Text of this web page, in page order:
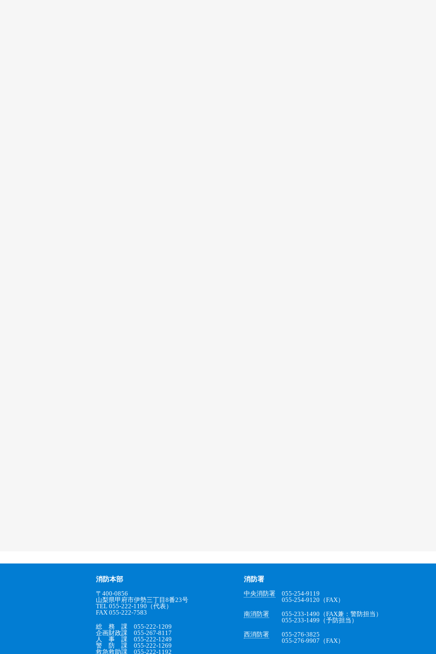
消防本部
〒400-0856
山梨県甲府市伊勢三丁目8番23号
TEL 055-222-1190（代表）
FAX 055-222-7583
総 務 課 055-222-1209
企画財政課 055-267-8117
人 事 課 055-222-1249
警 防 課 055-222-1269
救急救助課 055-222-1192
消防署
中央消防署 055-254-9119
055-254-9120（FAX）
南消防署 055-233-1490（FAX兼：警防担当）
055-233-1499（予防担当）
西消防署 055-276-3825
055-276-9907（FAX）